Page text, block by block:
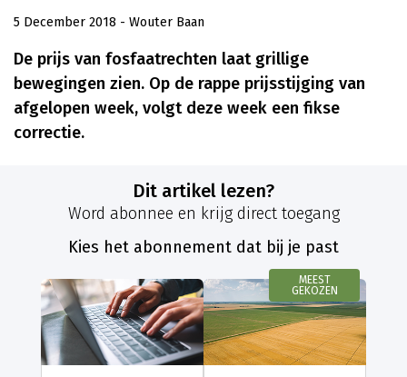
5 December 2018 - Wouter Baan
De prijs van fosfaatrechten laat grillige
bewegingen zien. Op de rappe prijsstijging van
afgelopen week, volgt deze week een fikse
correctie.
Dit artikel lezen?
Word abonnee en krijg direct toegang
Kies het abonnement dat bij je past
MEEST
GEKOZEN